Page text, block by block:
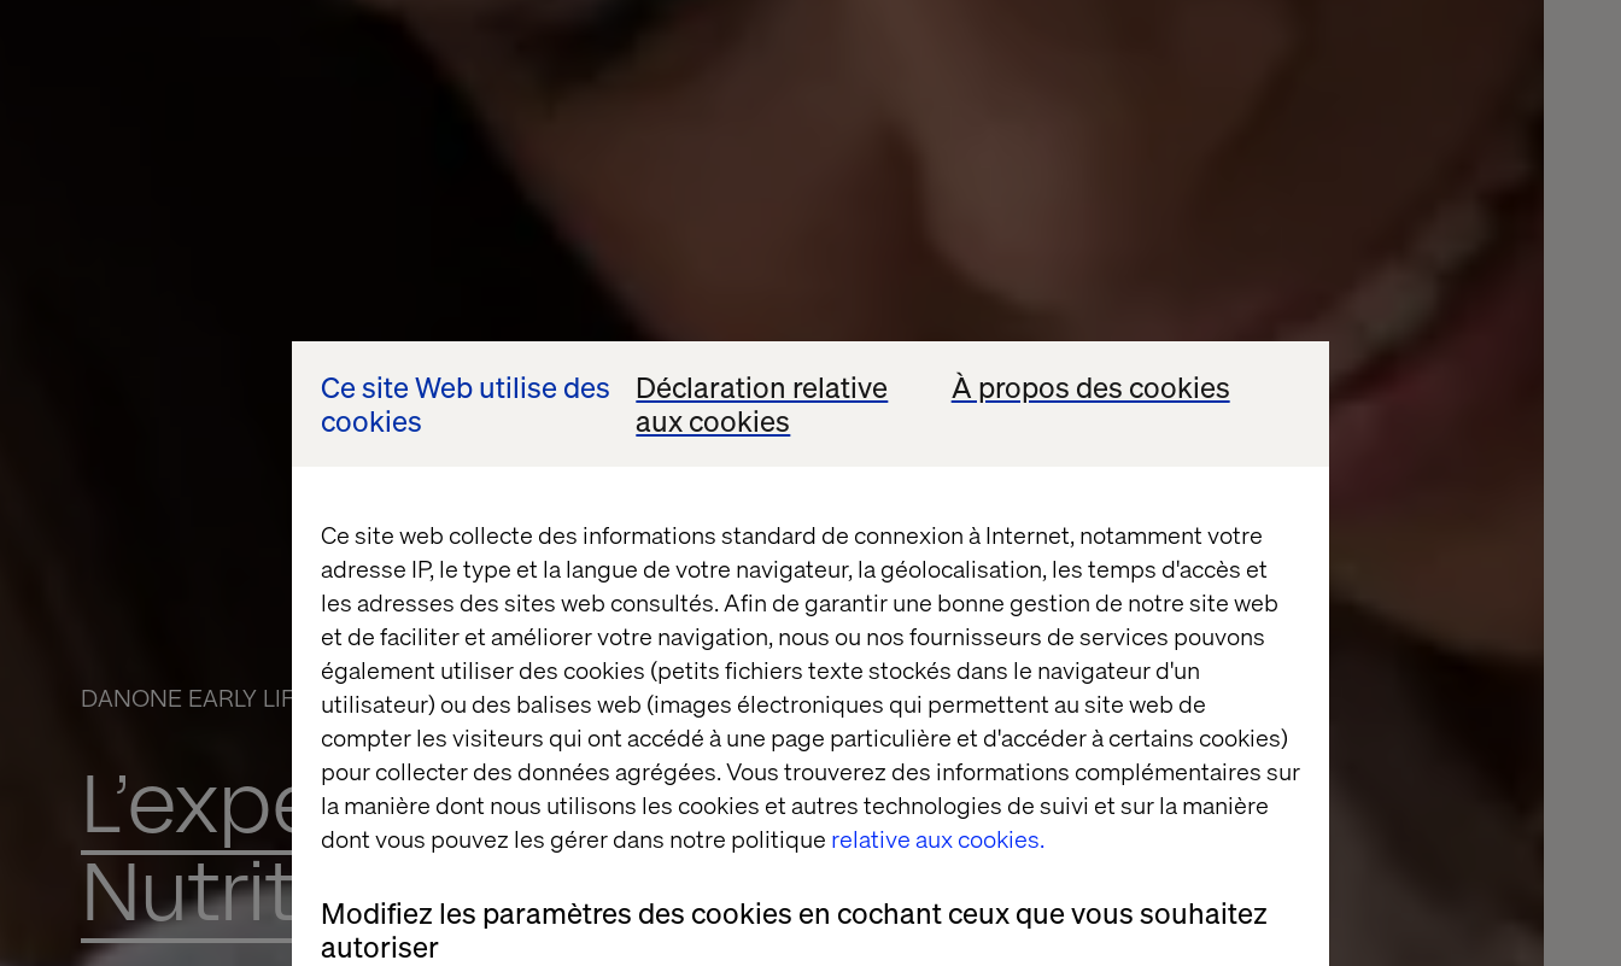
Ce site Web utilise des
cookies
Déclaration relative
aux cookies
À propos des cookies
Ce site web collecte des informations standard de connexion à Internet, notamment votre
adresse IP, le type et la langue de votre navigateur, la géolocalisation, les temps d'accès et
les adresses des sites web consultés. Afin de garantir une bonne gestion de notre site web
et de faciliter et améliorer votre navigation, nous ou nos fournisseurs de services pouvons
également utiliser des cookies (petits fichiers texte stockés dans le navigateur d'un
utilisateur) ou des balises web (images électroniques qui permettent au site web de
compter les visiteurs qui ont accédé à une page particulière et d'accéder à certains cookies)
pour collecter des données agrégées. Vous trouverez des informations complémentaires sur
la manière dont nous utilisons les cookies et autres technologies de suivi et sur la manière
dont vous pouvez les gérer dans notre politique relative aux cookies.
Modifiez les paramètres des cookies en cochant ceux que vous souhaitez
autoriser
DANONE EARLY LIFE NUTRITION
L’expérience Danone Early Life
Nutrition